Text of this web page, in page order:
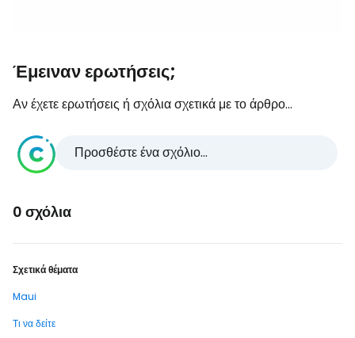
Έμειναν ερωτήσεις;
Αν έχετε ερωτήσεις ή σχόλια σχετικά με το άρθρο...
Προσθέστε ένα σχόλιο...
0 σχόλια
Σχετικά θέματα
Maui
Τι να δείτε